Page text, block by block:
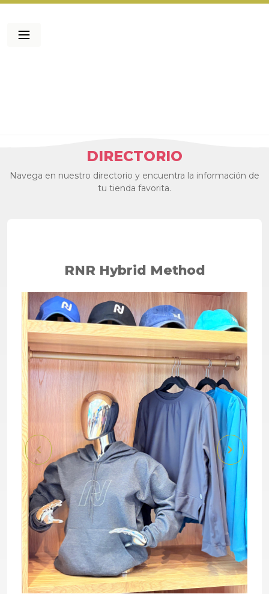
DIRECTORIO
Navega en nuestro directorio y encuentra la información de
tu tienda favorita.
RNR Hybrid Method